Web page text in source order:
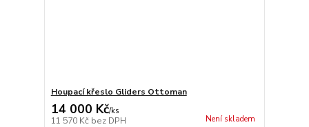
Houpací křeslo Gliders Ottoman
14 000 Kč/ks
11 570 Kč bez DPH Není skladem